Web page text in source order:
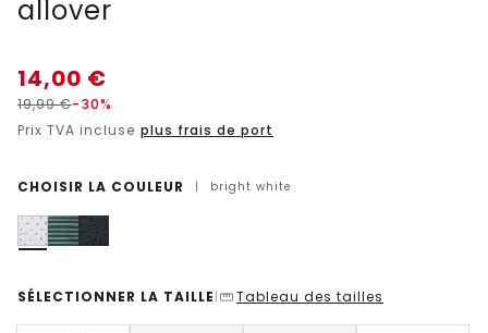
allover
14,00 €
19,99€-30%
Prix TVA incluse plus frais de port
CHOISIR LA COULEUR | bright white
SÉLECTIONNER LA TAILLE | Tableau des tailles